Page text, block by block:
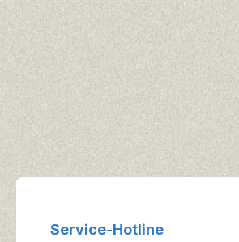
Service-Hotline